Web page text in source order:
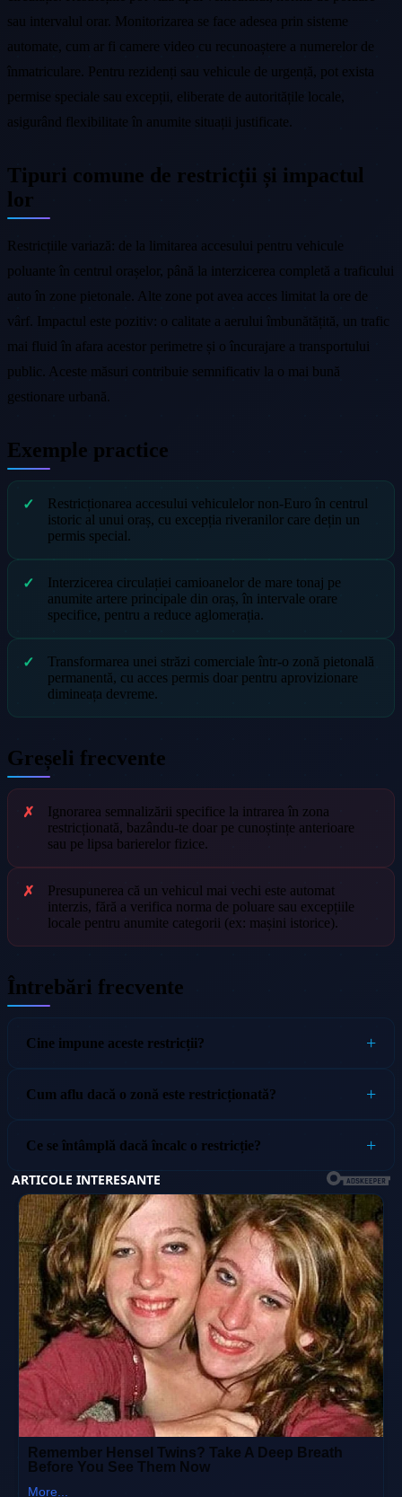
sau intervalul orar. Monitorizarea se face adesea prin sisteme
automate, cum ar fi camere video cu recunoaștere a numerelor de
înmatriculare. Pentru rezidenți sau vehicule de urgență, pot exista
permise speciale sau excepții, eliberate de autoritățile locale,
asigurând flexibilitate în anumite situații justificate.
Tipuri comune de restricții și impactul
lor
Restricțiile variază: de la limitarea accesului pentru vehicule
poluante în centrul orașelor, până la interzicerea completă a traficului
auto în zone pietonale. Alte zone pot avea acces limitat la ore de
vârf. Impactul este pozitiv: o calitate a aerului îmbunătățită, un trafic
mai fluid în afara acestor perimetre și o încurajare a transportului
public. Aceste măsuri contribuie semnificativ la o mai bună
gestionare urbană.
Exemple practice
Restricționarea accesului vehiculelor non-Euro în centrul
istoric al unui oraș, cu excepția riveranilor care dețin un
permis special.
Interzicerea circulației camioanelor de mare tonaj pe
anumite artere principale din oraș, în intervale orare
specifice, pentru a reduce aglomerația.
Transformarea unei străzi comerciale într-o zonă pietonală
permanentă, cu acces permis doar pentru aprovizionare
dimineața devreme.
Greșeli frecvente
Ignorarea semnalizării specifice la intrarea în zona
restricționată, bazându-te doar pe cunoștințe anterioare
sau pe lipsa barierelor fizice.
Presupunerea că un vehicul mai vechi este automat
interzis, fără a verifica norma de poluare sau excepțiile
locale pentru anumite categorii (ex: mașini istorice).
Întrebări frecvente
Cine impune aceste restricții?
Cum aflu dacă o zonă este restricționată?
Ce se întâmplă dacă încalc o restricție?